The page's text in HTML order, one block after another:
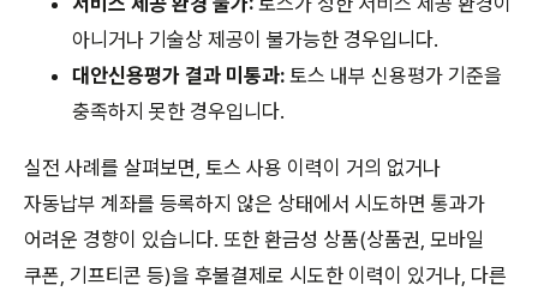
아니거나 기술상 제공이 불가능한 경우입니다.
대안신용평가 결과 미통과: 토스 내부 신용평가 기준을
충족하지 못한 경우입니다.
실전 사례를 살펴보면, 토스 사용 이력이 거의 없거나
자동납부 계좌를 등록하지 않은 상태에서 시도하면 통과가
어려운 경향이 있습니다. 또한 환금성 상품(상품권, 모바일
쿠폰, 기프티콘 등)을 후불결제로 시도한 이력이 있거나, 다른